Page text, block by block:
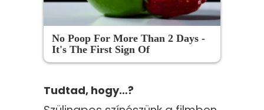
No Poop For More Than 2 Days -
It's The First Sign Of
Tudtad, hogy…?